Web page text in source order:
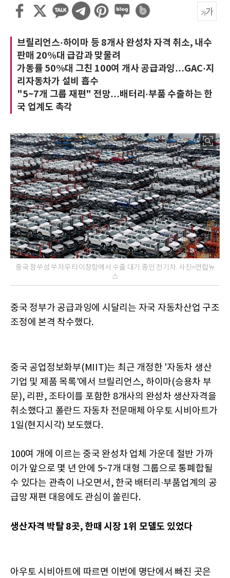
브릴리언스·하이마 등 8개사 완성차 자격 취소, 내수
판매 20%대 급감과 맞물려
가동률 50%대 그친 100여 개사 공급과잉…GAC·지
리자동차가 설비 흡수
"5~7개 그룹 재편" 전망…배터리·부품 수출하는 한
국 업계도 촉각
중국 장쑤성 쑤저우 타이창항에서 수출 대기 중인 전기차. 사진=연합뉴
스
중국 정부가 공급과잉에 시달리는 자국 자동차산업 구조
조정에 본격 착수했다.
중국 공업정보화부(MIIT)는 최근 개정한 '자동차 생산
기업 및 제품 목록'에서 브릴리언스, 하이마(승용차 부
문), 리판, 조타이를 포함한 8개사의 완성차 생산자격을
취소했다고 폴란드 자동차 전문매체 아우토 시비아트가
1일(현지시각) 보도했다.
100여 개에 이르는 중국 완성차 업체 가운데 절반 가까
이가 앞으로 몇 년 안에 5~7개 대형 그룹으로 통폐합될
수 있다는 관측이 나오면서, 한국 배터리·부품업계의 공
급망 재편 대응에도 관심이 쏠린다.
생산자격 박탈 8곳, 한때 시장 1위 모델도 있었다
아우토 시비아트에 따르면 이번에 명단에서 빠진 곳은